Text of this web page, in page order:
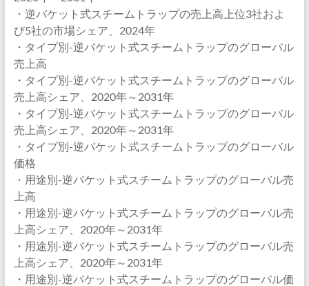
・逆バケット式スチームトラップの売上高上位3社およ
び5社の市場シェア、2024年
・タイプ別-逆バケット式スチームトラップのグローバル
売上高
・タイプ別-逆バケット式スチームトラップのグローバル
売上高シェア、2020年～2031年
・タイプ別-逆バケット式スチームトラップのグローバル
売上高シェア、2020年～2031年
・タイプ別-逆バケット式スチームトラップのグローバル
価格
・用途別-逆バケット式スチームトラップのグローバル売
上高
・用途別-逆バケット式スチームトラップのグローバル売
上高シェア、2020年～2031年
・用途別-逆バケット式スチームトラップのグローバル売
上高シェア、2020年～2031年
・用途別-逆バケット式スチームトラップのグローバル価